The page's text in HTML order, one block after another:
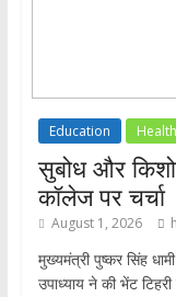
Education Health
सुबोध और
कॉलेज पर चर्चा
August 1, 2026
मुख्यमंत्री पुष्कर सिंह
उपाध्याय ने की भेंट